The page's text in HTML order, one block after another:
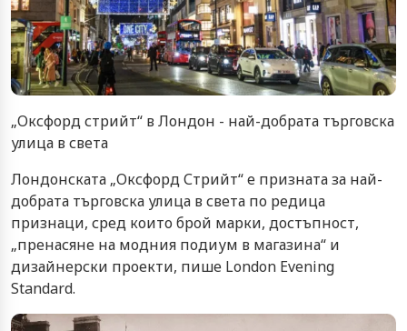
„Оксфорд стрийт“ в Лондон - най-добрата търговска
улица в света
Лондонската „Оксфорд Стрийт“ е призната за най-
добрата търговска улица в света по редица
признаци, сред които брой марки, достъпност,
„пренасяне на модния подиум в магазина“ и
дизайнерски проекти, пише London Evening
Standard.